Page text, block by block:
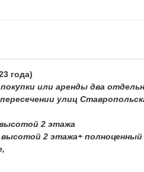
года)
или аренды два
улиц
2 этажа
2 этажа+